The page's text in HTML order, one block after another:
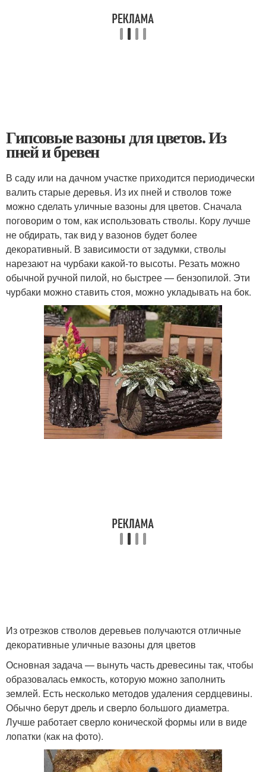
Гипсовые вазоны для цветов. Из
пней и бревен
В саду или на дачном участке приходится периодически
валить старые деревья. Из их пней и стволов тоже
можно сделать уличные вазоны для цветов. Сначала
поговорим о том, как использовать стволы. Кору лучше
не обдирать, так вид у вазонов будет более
декоративный. В зависимости от задумки, стволы
нарезают на чурбаки какой-то высоты. Резать можно
обычной ручной пилой, но быстрее — бензопилой. Эти
чурбаки можно ставить стоя, можно укладывать на бок.
Из отрезков стволов деревьев получаются отличные
декоративные уличные вазоны для цветов
Основная задача — вынуть часть древесины так, чтобы
образовалась емкость, которую можно заполнить
землей. Есть несколько методов удаления сердцевины.
Обычно берут дрель и сверло большого диаметра.
Лучше работает сверло конической формы или в виде
лопатки (как на фото).